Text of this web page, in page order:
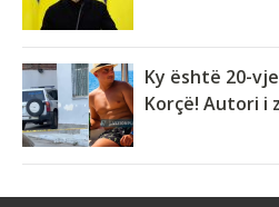
Ky është 20-
Korçë! Autori i